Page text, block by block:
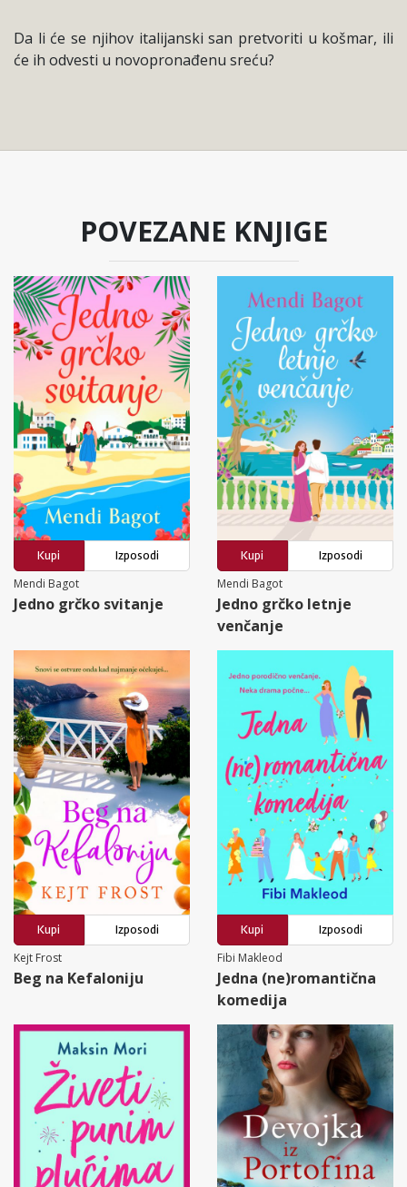
Da li će se njihov italijanski san pretvoriti u košmar, ili
će ih odvesti u novopronađenu sreću?
POVEZANE KNJIGE
Kupi
Izposodi
Mendi Bagot
Jedno grčko svitanje
Kupi
Izposodi
Mendi Bagot
Jedno grčko letnje
venčanje
Kupi
Izposodi
Kejt Frost
Beg na Kefaloniju
Kupi
Izposodi
Fibi Makleod
Jedna (ne)romantična
komedija